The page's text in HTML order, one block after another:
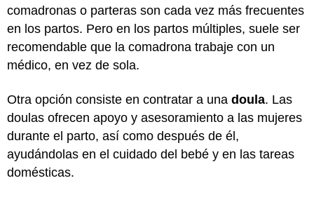
comadronas o parteras son cada vez más frecuentes
en los partos. Pero en los partos múltiples, suele ser
recomendable que la comadrona trabaje con un
médico, en vez de sola.
Otra opción consiste en contratar a una doula. Las
doulas ofrecen apoyo y asesoramiento a las mujeres
durante el parto, así como después de él,
ayudándolas en el cuidado del bebé y en las tareas
domésticas.